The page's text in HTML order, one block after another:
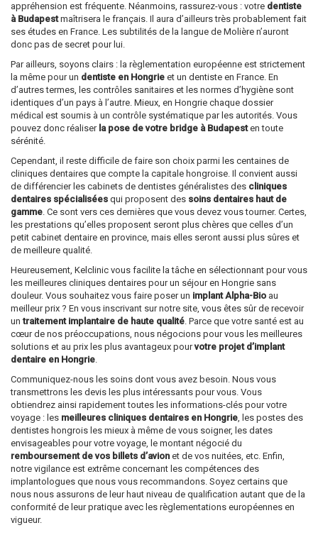
appréhension est fréquente. Néanmoins, rassurez-vous : votre dentiste
à Budapestmaîtrisera le français. Il aura d’ailleurs très probablement fait
ses études en France. Les subtilités de la langue de Molière n’auront
donc pas de secret pour lui.
Par ailleurs, soyons clairs : la règlementation européenne est strictement
la même pour un dentiste en Hongrie et un dentiste en France. En
d’autres termes, les contrôles sanitaires et les normes d’hygiène sont
identiques d’un pays à l’autre. Mieux, en Hongrie chaque dossier
médical est soumis à un contrôle systématique par les autorités. Vous
pouvez donc réaliser la pose de votre bridge à Budapesten toute
sérénité.
Cependant, il reste difficile de faire son choix parmi les centaines de
cliniques dentaires que compte la capitale hongroise. Il convient aussi
de différencier les cabinets de dentistes généralistes des cliniques
dentaires spécialisées qui proposent des soins dentaires haut de
gamme. Ce sont vers ces dernières que vous devez vous tourner. Certes,
les prestations qu’elles proposent seront plus chères que celles d’un
petit cabinet dentaire en province, mais elles seront aussi plus sûres et
de meilleure qualité.
Heureusement, Kelclinic vous facilite la tâche en sélectionnant pour vous
les meilleures cliniques dentaires pour un séjour en Hongrie sans
douleur. Vous souhaitez vous faire poser un implant Alpha-Bio au
meilleur prix ? En vous inscrivant sur notre site, vous êtes sûr de recevoir
untraitement implantaire de haute qualité. Parce que votre santé est au
cœur de nos préoccupations, nous négocions pour vous les meilleures
solutions et au prix les plus avantageux pourvotre projet d’implant
dentaire en Hongrie.
Communiquez-nous les soins dont vous avez besoin. Nous vous
transmettrons les devis les plus intéressants pour vous. Vous
obtiendrez ainsi rapidement toutes les informations-clés pour votre
voyage : les meilleures cliniques dentaires en Hongrie, les postes des
dentistes hongrois les mieux à même de vous soigner, les dates
envisageables pour votre voyage, le montant négocié du
remboursement de vos billets d’avion et de vos nuitées, etc. Enfin,
notre vigilance est extrême concernant les compétences des
implantologues que nous vous recommandons. Soyez certains que
nous nous assurons de leur haut niveau de qualification autant que de la
conformité de leur pratique avec les règlementations européennes en
vigueur.